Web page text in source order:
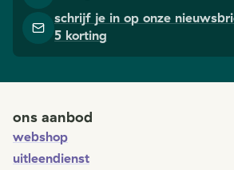
schrijf je in op onze
5 korting
ons aanbod
webshop
uitleendienst